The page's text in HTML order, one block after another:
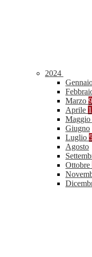
2024
Marzo 9
Aprile
Maggio
Giugno
Luglio
Agosto
Ottobre